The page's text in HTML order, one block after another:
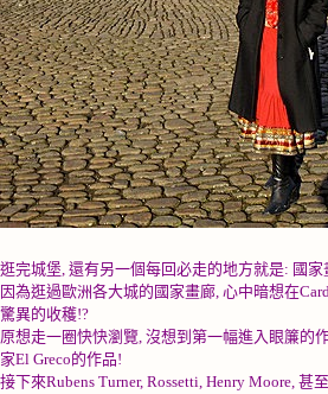
逛完城堡, 還有另一個每回必走的地方就是: 國
因為逛過歐洲各大城的國家畫廊, 心中暗想在
驚異的收穫!?
原想走一圈快快瀏覽, 沒想到第一幅進入眼簾的
家El Greco的作品!
接下來Rubens Turner, Rossetti, Henry Moore, 甚